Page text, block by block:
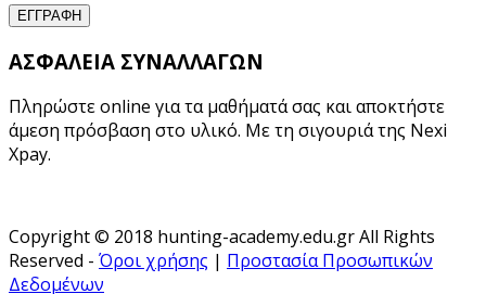
ΑΣΦΑΛΕΙΑ ΣΥΝΑΛΛΑΓΩΝ
Πληρώστε online για τα μαθήματά σας και αποκτήστε
άμεση πρόσβαση στο υλικό. Με τη σιγουριά της Nexi
Xpay.
Copyright © 2018 hunting-academy.edu.gr All Rights
Reserved - Όροι χρήσης | Προστασία Προσωπικών
Δεδομένων